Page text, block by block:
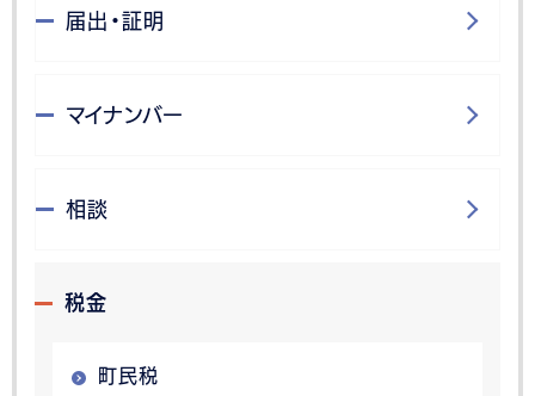
届出・証明
マイナンバー
相談
税金
町民税